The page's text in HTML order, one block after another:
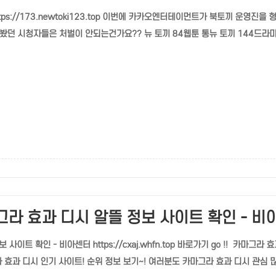
173.newtoki123.top 이번에 카카오엔터테이먼트가 북토끼 운영진을
던 시청자들은 처벌이 안되는건가요?? 뉴 토끼 84웹툰 통뉴 토끼 144드
라 효과 디시 알뜰 정보 사이트 확인 - 비
사이트 확인 - 비아센터 https://cxaj.whfn.top 바로가기 go !! 카마그라
과 디시 인기 사이트! 순위 정보 보기~! 여러분도 카마그라 효과 디시 관심